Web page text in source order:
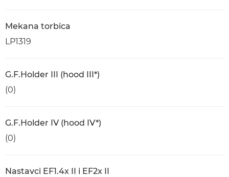
Mekana torbica
LP1319
G.F.Holder III (hood III*)
(0)
G.F.Holder IV (hood IV*)
(0)
Nastavci EF1.4x II i EF2x II